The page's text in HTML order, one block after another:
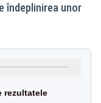
îndeplinirea unor
rezultatele